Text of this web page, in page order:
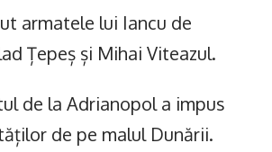
armatele lui Iancu de
Țepeș și Mihai Viteazul.
de la Adrianopol a impus
de pe malul Dunării.